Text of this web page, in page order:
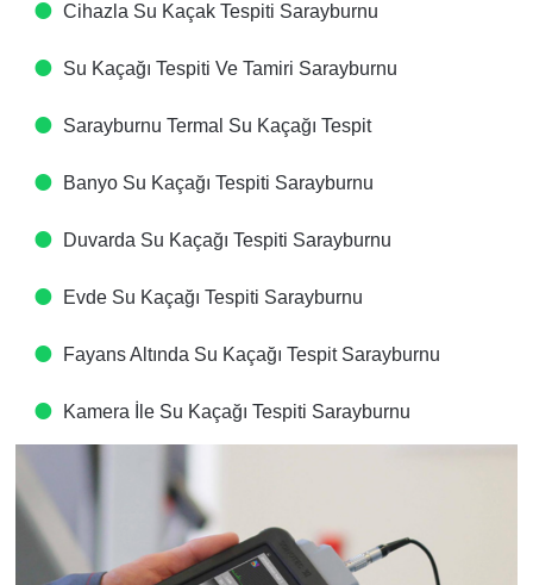
Cihazla Su Kaçak Tespiti​ Sarayburnu
Su Kaçağı Tespiti Ve Tamiri​ Sarayburnu
Sarayburnu Termal Su Kaçağı Tespit ​
Banyo Su Kaçağı Tespiti​ Sarayburnu
Duvarda Su Kaçağı Tespiti​ Sarayburnu
Evde Su Kaçağı Tespiti​ Sarayburnu
Fayans Altında Su Kaçağı Tespit​ Sarayburnu
Kamera İle Su Kaçağı Tespiti​ Sarayburnu